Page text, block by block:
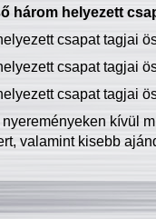
három helyezett
csapat tagjai
csapat tagjai
csapat tagjai
nyereményeken kívül
valamint kisebb